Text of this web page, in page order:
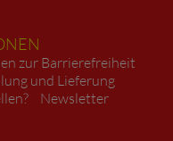
zur Barrierefreiheit
und Lieferung
Newsletter